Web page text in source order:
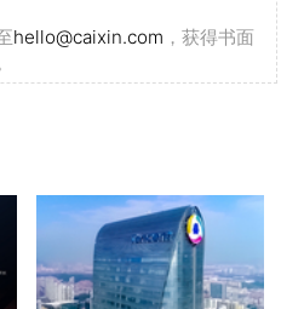
hello@caixin.com ，获得书面